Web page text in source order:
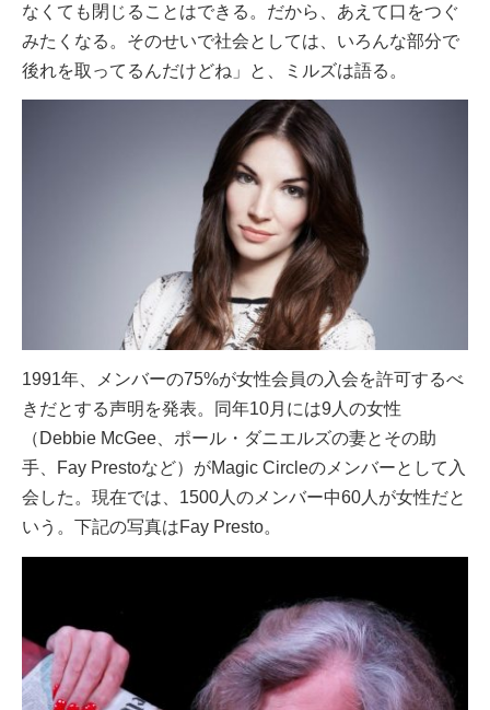
なくても閉じることはできる。だから、あえて口をつぐ
みたくなる。そのせいで社会としては、いろんな部分で
後れを取ってるんだけどね」と、ミルズは語る。
1991年、メンバーの75%が女性会員の入会を許可するべ
きだとする声明を発表。同年10月には9人の女性
（Debbie McGee、ポール・ダニエルズの妻とその助
手、Fay Prestoなど）がMagic Circleのメンバーとして入
会した。現在では、1500人のメンバー中60人が女性だと
いう。下記の写真はFay Presto。